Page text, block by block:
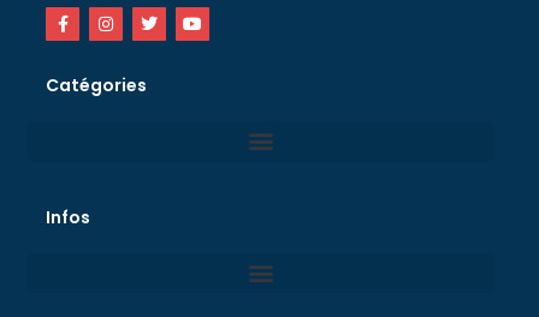
Catégories
Infos